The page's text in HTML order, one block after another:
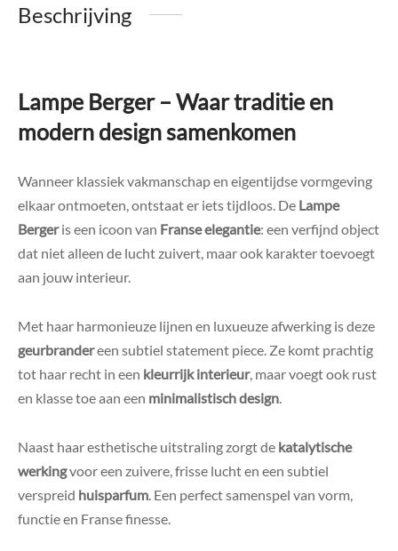
Beschrijving
Lampe Berger – Waar traditie en
modern design samenkomen
Wanneer klassiek vakmanschap en eigentijdse vormgeving
elkaar ontmoeten, ontstaat er iets tijdloos. De Lampe
Bergeris een icoon van Franse elegantie: een verfijnd object
dat niet alleen de lucht zuivert, maar ook karakter toevoegt
aan jouw interieur.
Met haar harmonieuze lijnen en luxueuze afwerking is deze
geurbrandereen subtiel statement piece. Ze komt prachtig
tot haar recht in een kleurrijk interieur, maar voegt ook rust
en klasse toe aan een minimalistisch design.
Naast haar esthetische uitstraling zorgt de katalytische
werkingvoor een zuivere, frisse lucht en een subtiel
verspreid huisparfum. Een perfect samenspel van vorm,
functie en Franse finesse.